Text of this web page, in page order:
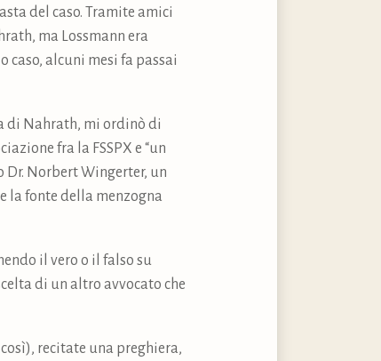
del caso. Tramite amici
ma Lossmann era
alcuni mesi fa passai
di Nahrath, mi ordinò di
fra la FSSPX e “un
Dr. Norbert Wingerter, un
la fonte della menzogna
il vero o il falso su
di un altro avvocato che
recitate una preghiera,